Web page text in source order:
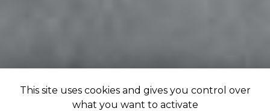
This site uses cookies and gives you control over
what you want to activate